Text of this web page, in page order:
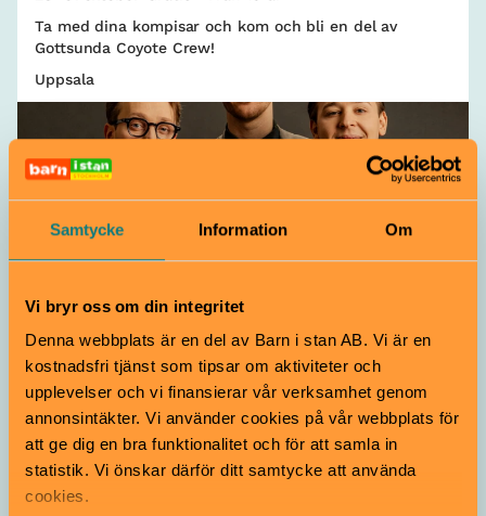
Samtycke Information Om
Vi bryr oss om din integritet
Denna webbplats är en del av Barn i stan AB. Vi är en
kostnadsfri tjänst som tipsar om aktiviteter och
upplevelser och vi finansierar vår verksamhet genom
annonsintäkter. Vi använder cookies på vår webbplats för
att ge dig en bra funktionalitet och för att samla in
statistik. Vi önskar därför ditt samtycke att använda
cookies.
Ta med dina kompisar och kom och bli en del av
Gottsunda Coyote Crew!
Uppsala
Konsert
KAJ
9 augusti Från 3 år
Om 2025 hade ett soundtrack så var det “Bara Bada
Bastu” med KAJ! Låten blev en omedelbar hit och
erövrat hela världen och Norden.